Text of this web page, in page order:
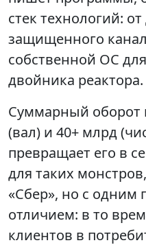
стек технологий:
защищенного
собственной ОС
двойника реактора.
Суммарный оборот
(вал) и 40+ млрд
превращает его в
для таких
«Сбер», но с
отличием: в то
клиентов в